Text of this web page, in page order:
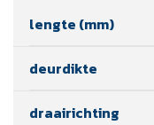
lengte (mm)
deurdikte
draairichting